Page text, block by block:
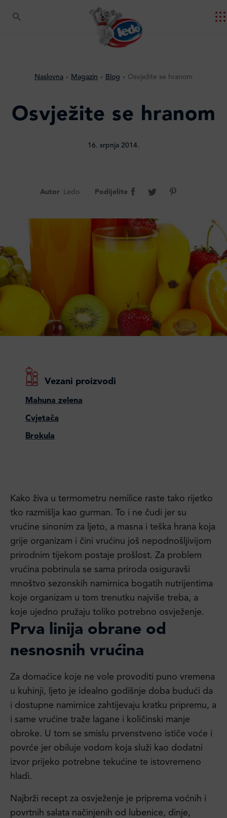
Naslovna Magazin Blog Osvježite se hranom
Osvježite se hranom
16. srpnja 2014.
Autor Ledo Podijelite
Vezani proizvodi
Mahuna zelena
Cvjetača
Brokula
Kako živa u termometru nemilice raste tako rijetko
tko razmišlja kao gurman. To i ne čudi jer su
vrućine sinonim za ljeto, a masna i teška hrana koja
grije organizam i čini vrućinu još nepodnošljivijom
prirodnim tijekom postaje prošlost. Za problem
vrućina pobrinula se sama priroda osiguravši
mnoštvo sezonskih namirnica bogatih nutrijentima
koje organizam u tom trenutku najviše treba, a
koje ujedno pružaju toliko potrebno osvježenje.
Prva linija obrane od
nesnosnih vrućina
Za domaćice koje ne vole provoditi puno vremena
u kuhinji, ljeto je idealno godišnje doba budući da
i dostupne namirnice zahtijevaju kratku pripremu, a
i same vrućine traže lagane i količinski manje
obroke. U tom se smislu prvenstveno ističe voće i
povrće jer obiluje vodom koja služi kao dodatni
izvor prijeko potrebne tekućine te istovremeno
hladi.
Najbrži recept za osvježenje je priprema voćnih i
povrtnih salata načinjenih od lubenice, dinje,